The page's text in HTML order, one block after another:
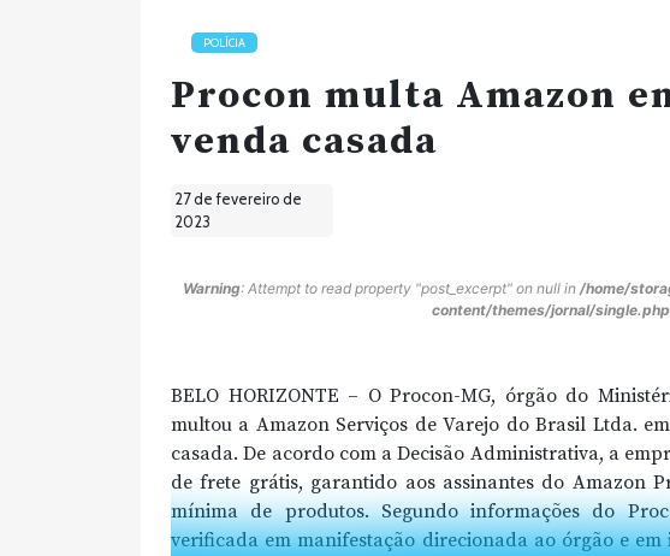
POLÍCIA
Procon multa Amazon
venda casada
27 de fevereiro de
2023
Warning: Attempt to read property "post_excerpt" on null in /home/
content/themes/jornal/single.php
BELO HORIZONTE – O Procon-MG, órgão do
multou a Amazon Serviços de Varejo do Brasil Ltda.
casada. De acordo com a Decisão Administrativa, a
de frete grátis, garantido aos assinantes do Amazon
mínima de produtos. Segundo informações do
verificada em manifestação direcionada ao órgão e